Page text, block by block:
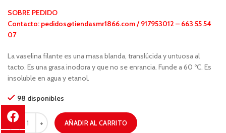
SOBRE PEDIDO
Contacto: pedidos@tiendasmr1866.com / 917953012 – 663 55 54
07
La vaselina filante es una masa blanda, translúcida y untuosa al
tacto. Es una grasa inodora y que no se enrancia. Funde a 60 ºC. Es
insoluble en agua y etanol.
98 disponibles
AÑADIR AL CARRITO